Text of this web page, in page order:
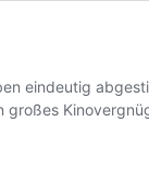
eindeutig
großes